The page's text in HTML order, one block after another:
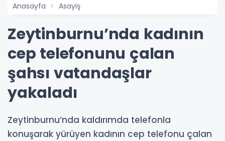
Anasayfa Asayiş
Zeytinburnu’nda kadının
cep telefonunu çalan
şahsı vatandaşlar
yakaladı
Zeytinburnu’nda kaldırımda telefonla
konuşarak yürüyen kadının cep telefonu çalan